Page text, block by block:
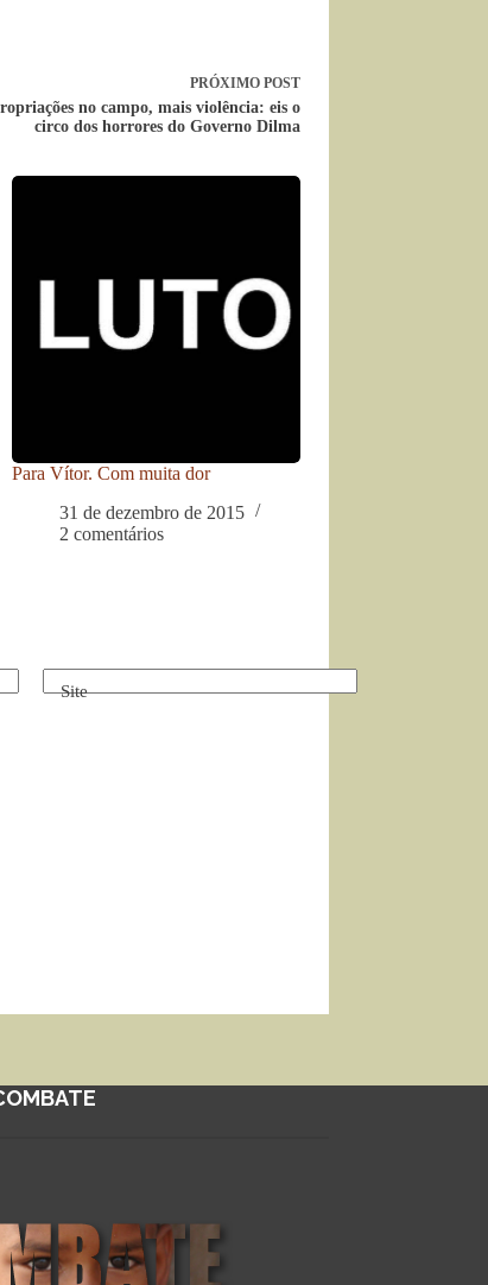
PRÓXIMO POST
no campo, mais violência: eis o
circo dos horrores do Governo Dilma
Para Vítor. Com muita dor
31 de dezembro de 2015
2 comentários
Site